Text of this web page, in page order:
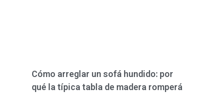
Cómo arreglar un sofá hundido: por
qué la típica tabla de madera romperá